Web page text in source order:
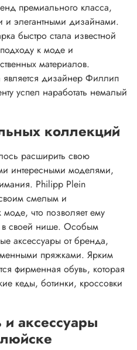
премиального класса,
и элегантными дизайнами.
быстро стала известной
к моде и
материалов.
дизайнер Филлип
успел наработать немалый
коллекций
расширить свою
интересными моделями,
Philipp Plein
своим смелым и
моде, что позволяет ему
в своей нише. Особым
аксессуары от бренда,
пряжками. Ярким
фирменная обувь, которая
кеды, ботинки, кроссовки
и аксессуары